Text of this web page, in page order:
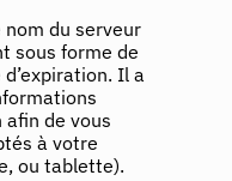
du serveur
sous forme de
Il a
de vous
à votre
ou tablette).